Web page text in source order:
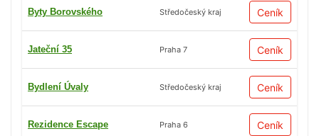
Byty Borovského Středočeský kraj Ceník
Jateční 35 Praha 7 Ceník
Bydlení Úvaly Středočeský kraj Ceník
Rezidence Escape Praha 6 Ceník